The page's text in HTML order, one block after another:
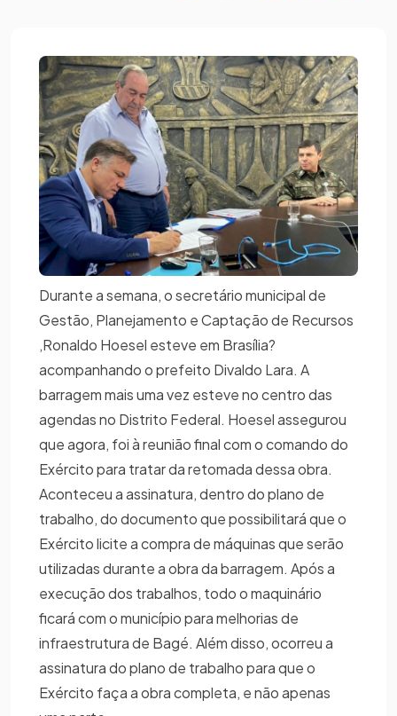
Durante a semana, o secretário municipal de
Gestão, Planejamento e Captação de Recursos
,Ronaldo Hoesel esteve em Brasília?
acompanhando o prefeito Divaldo Lara. A
barragem mais uma vez esteve no centro das
agendas no Distrito Federal. Hoesel assegurou
que agora, foi à reunião final com o comando do
Exército para tratar da retomada dessa obra.
Aconteceu a assinatura, dentro do plano de
trabalho, do documento que possibilitará que o
Exército licite a compra de máquinas que serão
utilizadas durante a obra da barragem. Após a
execução dos trabalhos, todo o maquinário
ficará com o município para melhorias de
infraestrutura de Bagé. Além disso, ocorreu a
assinatura do plano de trabalho para que o
Exército faça a obra completa, e não apenas